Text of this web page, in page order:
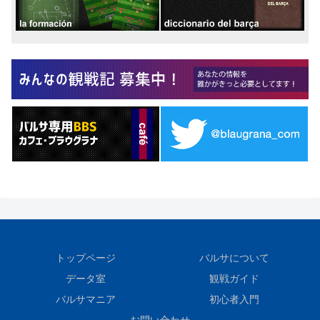
トップページ
バルサについて
データ室
観戦ガイド
バルサマニア
初心者入門